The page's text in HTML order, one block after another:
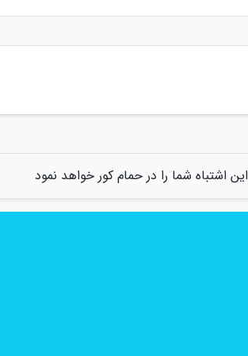
این اشتباه شما را در حمام کور خواهد نمود